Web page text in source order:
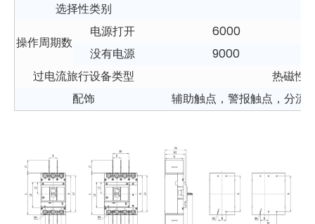
选择性类别
操作周期数
电源打开
6000
没有电源
9000
过电流旅行设备类型
热磁性
配饰
辅助触点，警报触点，分流